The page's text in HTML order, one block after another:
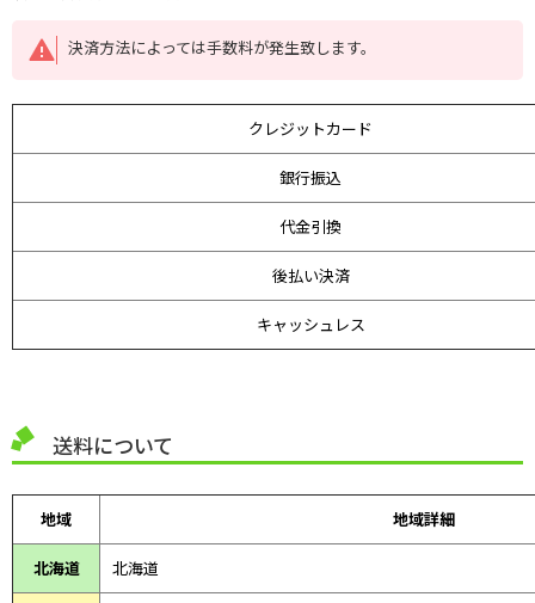
決済方法によっては手数料が発生致します。
クレジットカード
銀行振込
代金引換
後払い決済
キャッシュレス
送料について
地域 地域詳細
北海道 北海道